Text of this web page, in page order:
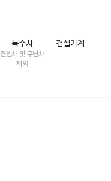
특수차
견인차 및 구난차
제외
건설기계